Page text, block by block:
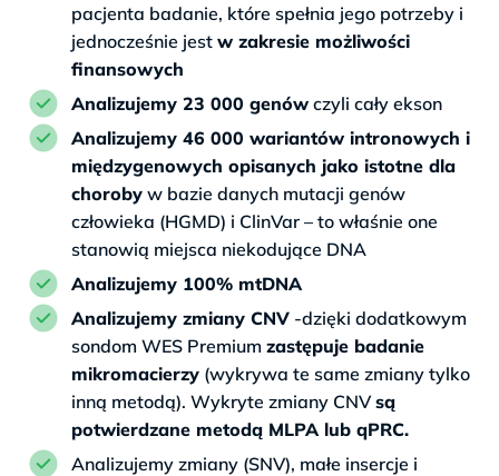
pacjenta badanie, które spełnia jego potrzeby i
jednocześnie jest w zakresie możliwości
finansowych
Analizujemy 23 000 genów czyli cały ekson
Analizujemy 46 000 wariantów intronowych i
międzygenowych opisanych jako istotne dla
choroby w bazie danych mutacji genów
człowieka (HGMD) i ClinVar – to właśnie one
stanowią miejsca niekodujące DNA
Analizujemy 100% mtDNA
Analizujemy zmiany CNV -dzięki dodatkowym
sondom WES Premium zastępuje badanie
mikromacierzy (wykrywa te same zmiany tylko
inną metodą). Wykryte zmiany CNV są
potwierdzane metodą MLPA lub qPRC.
Analizujemy zmiany (SNV), małe insercje i